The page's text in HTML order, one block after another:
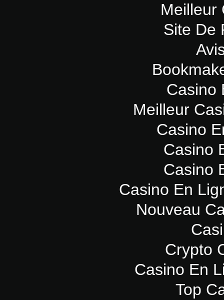
Meilleur
Site De
Casino
Meilleur
Casino
Casino
Casino
Casino En
Nouveau
Crypto
Casino En
Top